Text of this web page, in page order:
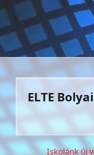
ELTE
Iskolánk új